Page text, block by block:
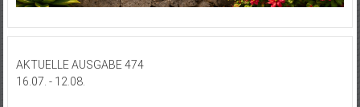
AKTUELLE AUSGABE 474
16.07. - 12.08.